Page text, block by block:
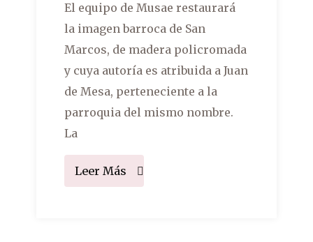
El equipo de Musae restaurará
la imagen barroca de San
Marcos, de madera policromada
y cuya autoría es atribuida a Juan
de Mesa, perteneciente a la
parroquia del mismo nombre.
La
Leer Más